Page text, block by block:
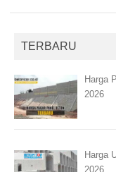
TERBARU
Harga
2026
Harga
2026